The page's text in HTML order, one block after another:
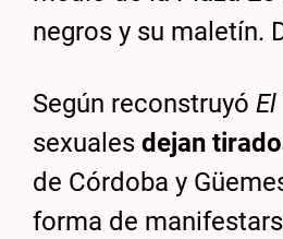
negros y su maletín.
Según reconstruyó
sexualesdejan
de Córdoba y
forma de